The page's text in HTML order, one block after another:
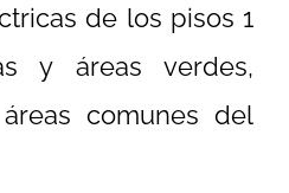
de los pisos 1
y áreas verdes,
comunes del